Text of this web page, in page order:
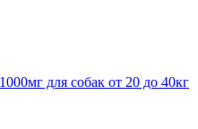
для собак от 20 до 40кг